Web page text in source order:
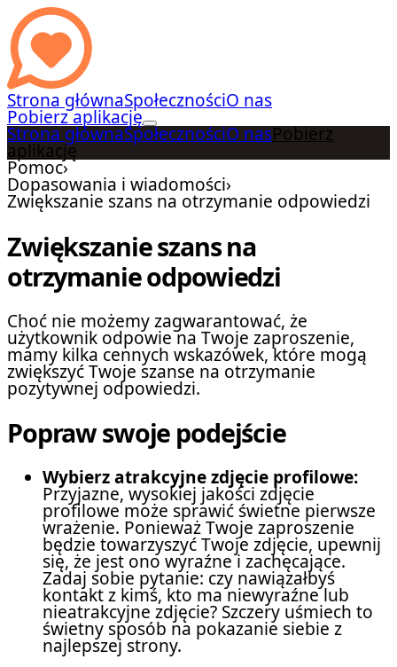
Strona głównaSpołecznościO nas
Pobierz aplikację
Strona głównaSpołecznościO nasPobierz
aplikację
Pomoc›
Dopasowania i wiadomości›
Zwiększanie szans na otrzymanie odpowiedzi
Zwiększanie szans na
otrzymanie odpowiedzi
Choć nie możemy zagwarantować, że
użytkownik odpowie na Twoje zaproszenie,
mamy kilka cennych wskazówek, które mogą
zwiększyć Twoje szanse na otrzymanie
pozytywnej odpowiedzi.
Popraw swoje podejście
Wybierz atrakcyjne zdjęcie profilowe:
Przyjazne, wysokiej jakości zdjęcie
profilowe może sprawić świetne pierwsze
wrażenie. Ponieważ Twoje zaproszenie
będzie towarzyszyć Twoje zdjęcie, upewnij
się, że jest ono wyraźne i zachęcające.
Zadaj sobie pytanie: czy nawiązałbyś
kontakt z kimś, kto ma niewyraźne lub
nieatrakcyjne zdjęcie? Szczery uśmiech to
świetny sposób na pokazanie siebie z
najlepszej strony.